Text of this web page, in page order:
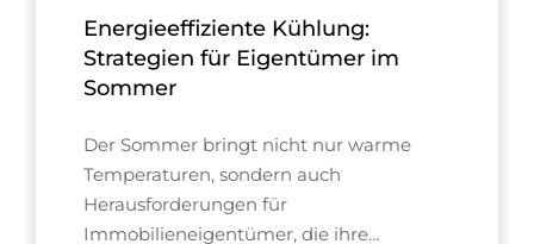
Energieeffiziente Kühlung:
Strategien für Eigentümer im
Sommer
Der Sommer bringt nicht nur warme
Temperaturen, sondern auch
Herausforderungen für
Immobilieneigentümer, die ihre…